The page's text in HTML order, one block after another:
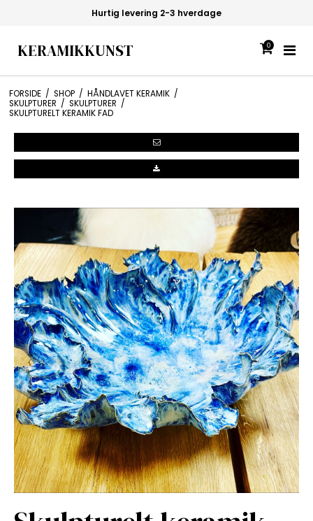
Hurtig levering 2-3 hverdage
KERAMIKKUNST 0
FORSIDE / SHOP / HÅNDLAVET KERAMIK /
SKULPTURER / SKULPTURER /
SKULPTURELT KERAMIK FAD